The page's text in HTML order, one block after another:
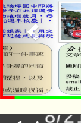
「
場